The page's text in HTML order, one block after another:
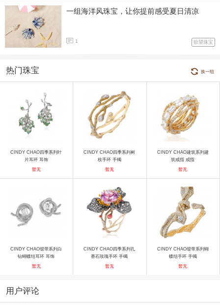
一组海洋风珠宝，让你提前感受夏日清凉
1 欲望珠宝
热门珠宝 换一组
CINDY CHAO四季系列叶
片耳环 耳饰
暂无
CINDY CHAO四季系列树
枝手环 手镯
暂无
CINDY CHAO建筑系列建
筑戒指 戒指
暂无
CINDY CHAO缎带系列白
钻蝴蝶结耳环 耳饰
暂无
CINDY CHAO四季系列孔
赛石玫瑰手环 手镯
暂无
CINDY CHAO缎带系列蝴
蝶结手环 手镯
暂无
用户评论